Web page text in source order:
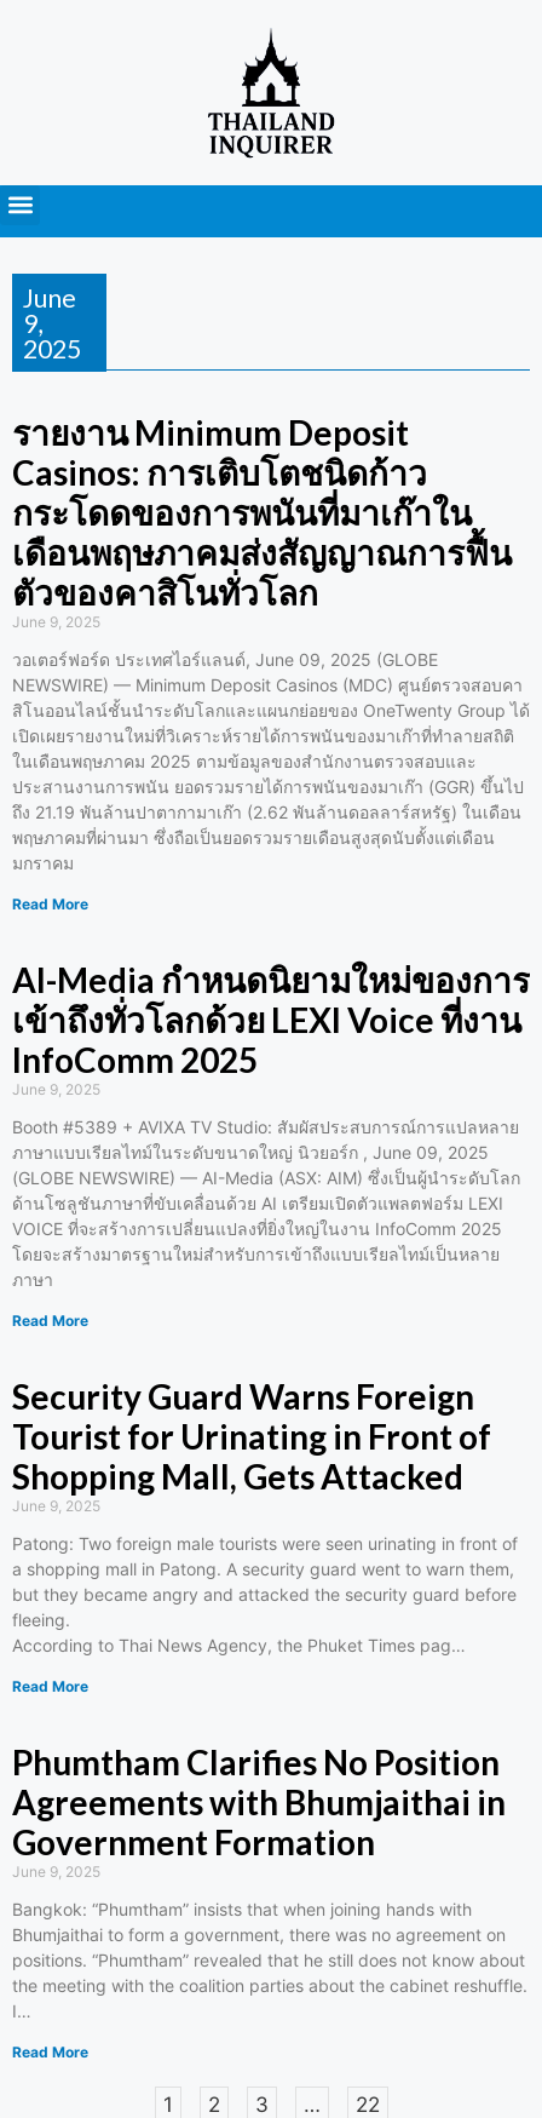
June
9,
2025
รายงาน Minimum Deposit
Casinos: การเติบโตชนิดก้าว
กระโดดของการพนันที่มาเก๊าใน
เดือนพฤษภาคมส่งสัญญาณการฟื้น
ตัวของคาสิโนทั่วโลก
June 9, 2025
วอเตอร์ฟอร์ด ประเทศไอร์แลนด์, June 09, 2025 (GLOBE
NEWSWIRE) — Minimum Deposit Casinos (MDC) ศูนย์ตรวจสอบคา
สิโนออนไลน์ชั้นนำระดับโลกและแผนกย่อยของ OneTwenty Group ได้
เปิดเผยรายงานใหม่ที่วิเคราะห์รายได้การพนันของมาเก๊าที่ทำลายสถิติ
ในเดือนพฤษภาคม 2025 ตามข้อมูลของสำนักงานตรวจสอบและ
ประสานงานการพนัน ยอดรวมรายได้การพนันของมาเก๊า (GGR) ขึ้นไป
ถึง 21.19 พันล้านปาตากามาเก๊า (2.62 พันล้านดอลลาร์สหรัฐ) ในเดือน
พฤษภาคมที่ผ่านมา ซึ่งถือเป็นยอดรวมรายเดือนสูงสุดนับตั้งแต่เดือน
มกราคม
Read More
AI-Media กำหนดนิยามใหม่ของการ
เข้าถึงทั่วโลกด้วย LEXI Voice ที่งาน
InfoComm 2025
June 9, 2025
Booth #5389 + AVIXA TV Studio: สัมผัสประสบการณ์การแปลหลาย
ภาษาแบบเรียลไทม์ในระดับขนาดใหญ่ นิวยอร์ก , June 09, 2025
(GLOBE NEWSWIRE) — AI-Media (ASX: AIM) ซึ่งเป็นผู้นำระดับโลก
ด้านโซลูชันภาษาที่ขับเคลื่อนด้วย AI เตรียมเปิดตัวแพลตฟอร์ม LEXI
VOICE ที่จะสร้างการเปลี่ยนแปลงที่ยิ่งใหญ่ในงาน InfoComm 2025
โดยจะสร้างมาตรฐานใหม่สำหรับการเข้าถึงแบบเรียลไทม์เป็นหลาย
ภาษา
Read More
Security Guard Warns Foreign
Tourist for Urinating in Front of
Shopping Mall, Gets Attacked
June 9, 2025
Patong: Two foreign male tourists were seen urinating in front of
a shopping mall in Patong. A security guard went to warn them,
but they became angry and attacked the security guard before
fleeing.
According to Thai News Agency, the Phuket Times pag…
Read More
Phumtham Clarifies No Position
Agreements with Bhumjaithai in
Government Formation
June 9, 2025
Bangkok: “Phumtham” insists that when joining hands with
Bhumjaithai to form a government, there was no agreement on
positions. “Phumtham” revealed that he still does not know about
the meeting with the coalition parties about the cabinet reshuffle.
I…
Read More
1 2 3 … 22